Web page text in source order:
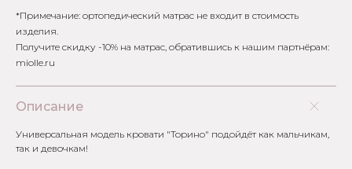
*Примечание: ортопедический матрас не входит в стоимость
изделия.
Получите скидку -10% на матрас, обратившись к нашим партнёрам:
miolle.ru
Описание
Универсальная модель кровати "Торино" подойдёт как мальчикам,
так и девочкам!